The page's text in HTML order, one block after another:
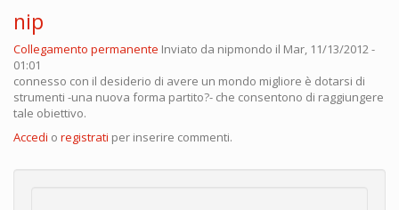
nip
Collegamento permanente Inviato da nipmondo il Mar, 11/13/2012 -
01:01
connesso con il desiderio di avere un mondo migliore è dotarsi di
strumenti -una nuova forma partito?- che consentono di raggiungere
tale obiettivo.
Accedi o registrati per inserire commenti.